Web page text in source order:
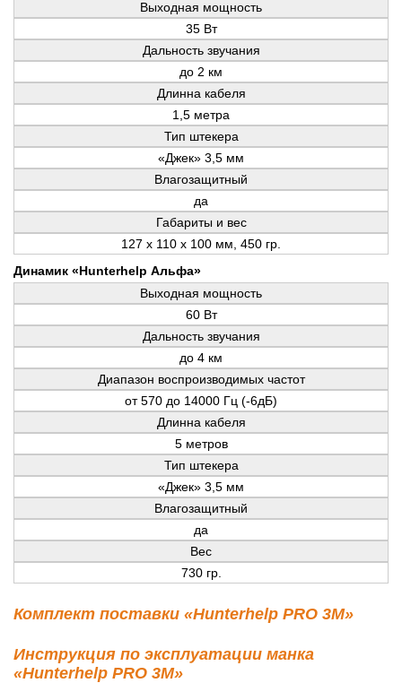
Выходная мощность
35 Вт
Дальность звучания
до 2 км
Длинна кабеля
1,5 метра
Тип штекера
«Джек» 3,5 мм
Влагозащитный
да
Габариты и вес
127 x 110 x 100 мм, 450 гр.
Динамик «Hunterhelp Альфа»
Выходная мощность
60 Вт
Дальность звучания
до 4 км
Диапазон воспроизводимых частот
от 570 до 14000 Гц (-6дБ)
Длинна кабеля
5 метров
Тип штекера
«Джек» 3,5 мм
Влагозащитный
да
Вес
730 гр.
Комплект поставки «Hunterhelp PRO 3M»
Инструкция по эксплуатации манка
«Hunterhelp PRO 3M»